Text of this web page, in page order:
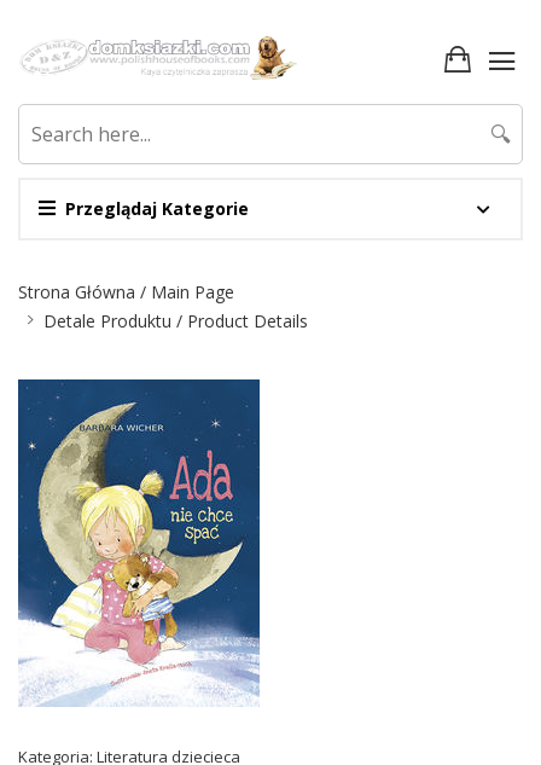
Przeglądaj Kategorie
🔍
Strona Główna / Main Page
Detale Produktu / Product Details
Kategoria: Literatura dziecieca